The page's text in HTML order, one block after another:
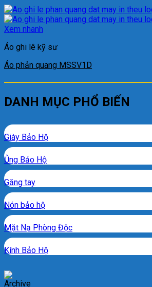
Xem nhanh
Áo ghi lê kỹ sư
Áo phản quang MSSV1D
DANH MỤC PHỔ BIẾN
Giày Bảo Hộ
Ủng Bảo Hộ
Găng tay
Nón bảo hộ
Mặt Nạ Phòng Độc
Kính Bảo Hộ